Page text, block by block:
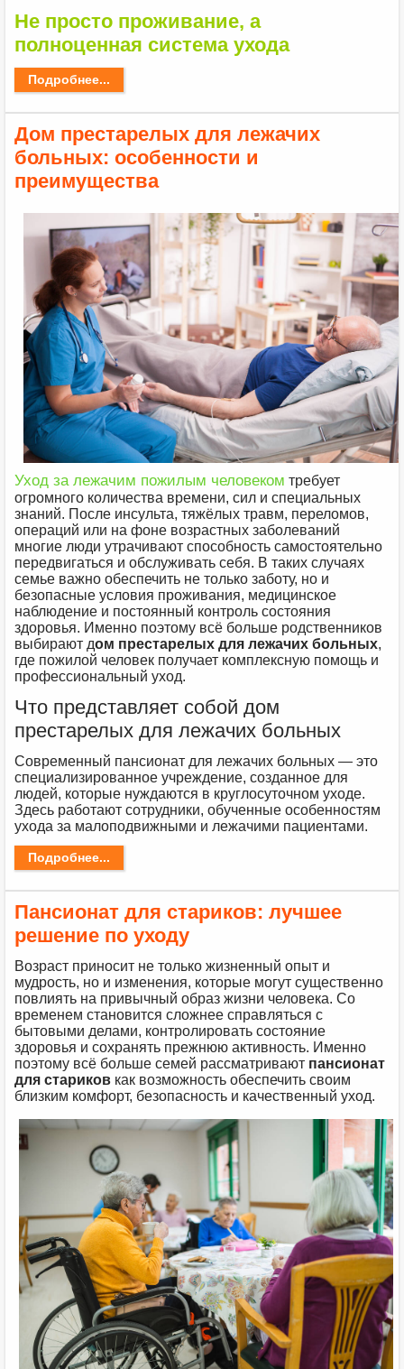
Не просто проживание, а
полноценная система ухода
Подробнее...
Дом престарелых для лежачих
больных: особенности и
преимущества
Уход за лежачим пожилым человеком требует
огромного количества времени, сил и специальных
знаний. После инсульта, тяжёлых травм, переломов,
операций или на фоне возрастных заболеваний
многие люди утрачивают способность самостоятельно
передвигаться и обслуживать себя. В таких случаях
семье важно обеспечить не только заботу, но и
безопасные условия проживания, медицинское
наблюдение и постоянный контроль состояния
здоровья. Именно поэтому всё больше родственников
выбирают дом престарелых для лежачих больных,
где пожилой человек получает комплексную помощь и
профессиональный уход.
Что представляет собой дом
престарелых для лежачих больных
Современный пансионат для лежачих больных — это
специализированное учреждение, созданное для
людей, которые нуждаются в круглосуточном уходе.
Здесь работают сотрудники, обученные особенностям
ухода за малоподвижными и лежачими пациентами.
Подробнее...
Пансионат для стариков: лучшее
решение по уходу
Возраст приносит не только жизненный опыт и
мудрость, но и изменения, которые могут существенно
повлиять на привычный образ жизни человека. Со
временем становится сложнее справляться с
бытовыми делами, контролировать состояние
здоровья и сохранять прежнюю активность. Именно
поэтому всё больше семей рассматривают пансионат
для стариков как возможность обеспечить своим
близким комфорт, безопасность и качественный уход.